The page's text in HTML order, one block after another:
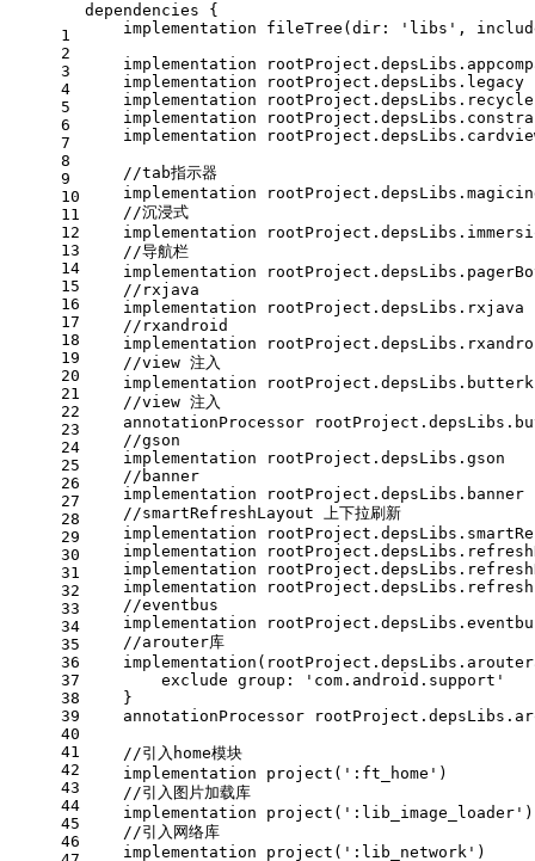
1
2
3
4
5
6
7
8
9
10
11
12
13
14
15
16
17
18
19
20
21
22
23
24
25
26
27
28
29
30
31
32
33
34
35
36
37
38
39
40
41
42
43
44
45
46
dependencies {
    implementation fileTree(dir:
'libs' ,
implementation
    implementation rootProject.depsLibs.legacy
implementation
implementation
implementation
    //tab指示器
implementation
    //沉浸式
implementation
    //导航栏
implementation
    //rxjava
    implementation rootProject.depsLibs.rxjava
    //rxandroid
implementation
    //view 注入
implementation
    //view 注入
annotationProcessor
    //gson
    implementation rootProject.depsLibs.gson
    //banner
    implementation rootProject.depsLibs.banner
    //smartRefreshLayout 上下拉刷新
implementation
implementation
implementation
implementation
    //eventbus
implementation
    //arouter库
        exclude group:
'com.android.support'
    }
annotationProcessor
    //引入home模块
    implementation project(
':ft_home' )
    //引入图片加载库
    implementation project(
':lib_image_loader' )
    //引入网络库
    implementation project(
':lib_network' )